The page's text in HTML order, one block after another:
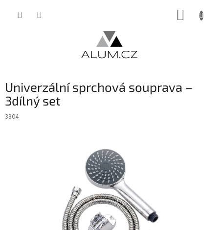
Univerzální sprchová souprava –
3dílný set
3304